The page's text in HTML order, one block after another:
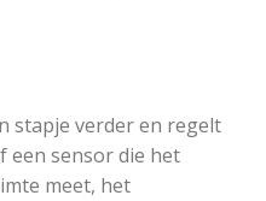
stapje verder en regelt
een sensor die het
meet, het